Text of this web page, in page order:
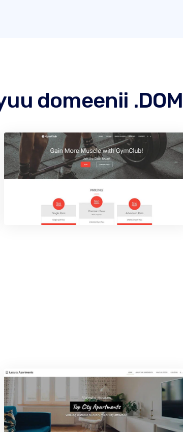
domeenii